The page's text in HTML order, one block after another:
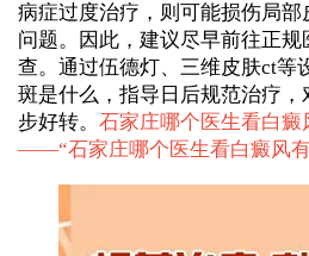
病症过度治疗，则可能损伤局
问题。因此，建议尽早前往正
查。通过伍德灯、三维皮肤ct等
斑是什么，指导日后规范治疗
步好转。 石家庄哪个医生看白
——“石家庄哪个医生看白癜风